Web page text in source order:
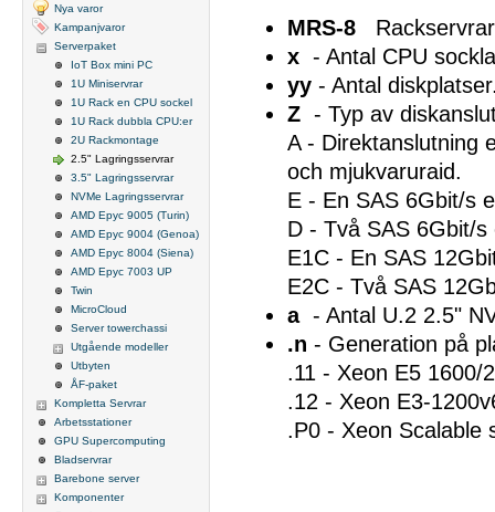
MRS-8
x - Antal CPU
yy - Antal
Z - Typ av
A - Direktanslutning
och mjukvaruraid.
E - En SAS 6Gbit/s
D - Två SAS 6Gbit/
E1C - En SAS
E2C - Två SAS
a- Antal U.2 2.5"
.n - Generation på
.11 - Xeon E5 1600/
.12 - Xeon E3-
.P0 - Xeon Scalable
Nya varor
Kampanjvaror
Serverpaket
IoT Box mini PC
1U Miniservrar
1U Rack en CPU sockel
1U Rack dubbla CPU:er
2U Rackmontage
2.5" Lagringsservrar
3.5" Lagringsservrar
NVMe Lagringsservrar
AMD Epyc 9005 (Turin)
AMD Epyc 9004 (Genoa)
AMD Epyc 8004 (Siena)
AMD Epyc 7003 UP
Twin
MicroCloud
Server towerchassi
Utgående modeller
Utbyten
ÅF-paket
Kompletta Servrar
Arbetsstationer
GPU Supercomputing
Bladservrar
Barebone server
Komponenter